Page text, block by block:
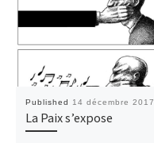
Published 14 décembre 2017
La Paix s’expose